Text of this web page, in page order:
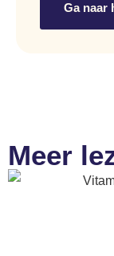
Ga naar
Meer